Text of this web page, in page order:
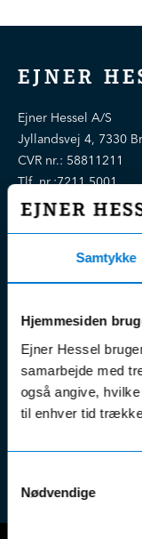
Samtykke
Hjemmesiden
Ejner Hessel
samarbejde med
også angive,
til enhver tid
Nødvendige
EJNER
Ejner Hessel A/S
Jyllandsvej 4, 7330
CVR nr.: 58811211
Tlf. nr.:7211 5001
E-mail:info@hessel.dk
Sikker betaling